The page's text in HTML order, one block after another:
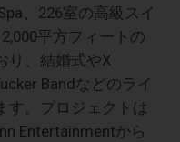
、226室の高級スイ
平方フィートの
り、結婚式やX
Bandなどのライ
す。プロジェクトは
Entertainmentから